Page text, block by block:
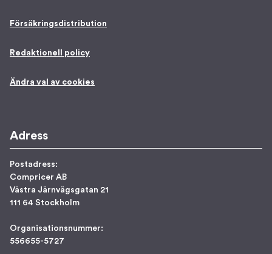
Försäkringsdistribution
Redaktionell policy
Ändra val av cookies
Adress
Postadress:
Compricer AB
Västra Järnvägsgatan 21
111 64 Stockholm
Organisationsnummer:
556655-5727